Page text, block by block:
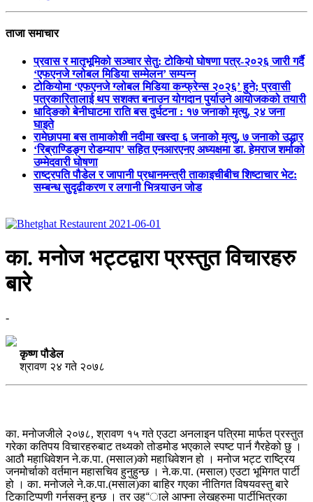
ताजा समाचार
प्रवास र मातृभूमिको सञ्चार सेतु: टोकियो घोषणा पत्र-२०२६ जारी गर्दै
‘एफएनजे ग्लोबल मिडिया सम्मेलन’ सम्पन्न
टोकियोमा ‘एफएनजे ग्लोबल मिडिया कन्फ्रेन्स २०२६’ हुने; प्रवासी
पत्रकारितालाई थप सशक्त बनाउन योगदान पुर्याउने आयोजकको तयारी
धादिङको बेनीघाटमा राति बस दुर्घटना : १७ जनाको मृत्यु, २४ जना
घाइते
रामेछापमा बस तामाकोशी नदीमा खस्दा ६ जनाको मृत्यु, ७ जनाको उद्धार
‘रिब्राण्डिङ्ग रोडम्याप’ सहित एनआरएनए अध्यक्षमा डा. हेमराज शर्माको
उम्मेदवारी घोषणा
राष्ट्रपति पौडेल र जापानी प्रधानमन्त्री ताकाइचीबीच शिष्टाचार भेट:
सम्बन्ध सुदृढीकरण र लगानी भित्र्याउन जोड
का. मनोज भट्टद्वारा प्रस्तुत विचारहरु
बारे
-
कृष्ण पौडेल
श्रावण २४ गते २०७८
का. मनोजजीले २०७८, श्रावण १५ गते एउटा अनलाइन पत्रिमा मार्फत प्रस्तुत
गरेका कतिपय विचारहरुबाट तथ्यको तोडमोड भएकाले स्पष्ट पार्न गैरहेको छु ।
आठौ महाधिवेशन ने.क.पा. (मसाल)को महाधिवेशन हो । मनोज भट्ट राष्ट्रिय
जनमोर्चाको वर्तमान महासचिव हुनुहुन्छ । ने.क.पा. (मसाल) एउटा भूमिगत पार्टी
हो । का. मनोजले ने.क.पा.(मसाल)का बाहिर गएका नीतिगत विषयवस्तु बारे
टिकाटिप्पणी गर्नसक्नु हुन्छ । तर उह“ाले आफ्ना लेखहरुमा पार्टीभित्रका